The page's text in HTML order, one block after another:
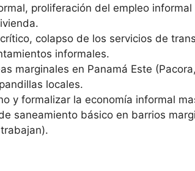
proliferación del empleo
colapso de los servicios de
informales.
marginales en Panamá Este
locales.
y formalizar la economía informal
saneamiento básico en barrios